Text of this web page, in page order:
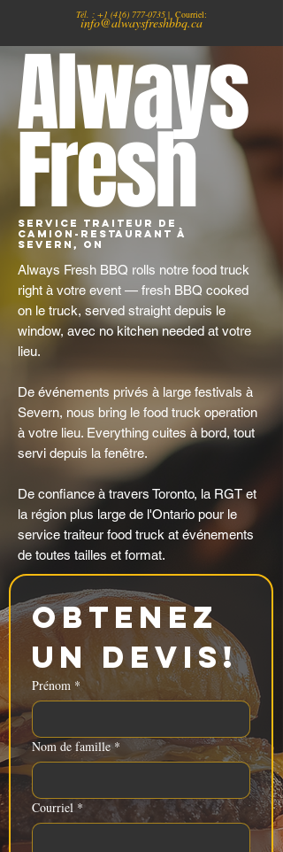
Tél. : +1 (416) 777-0735 | Courriel:
info@alwaysfreshbbq.ca
Always
Fresh
Service traiteur de
camion-restaurant à
Severn, ON
Always Fresh BBQ rolls notre food truck
right à votre event — fresh BBQ cooked
on le truck, served straight depuis le
window, avec no kitchen needed at votre
lieu.
De événements privés à large festivals à
Severn, nous bring le food truck operation
à votre lieu. Everything cuites à bord, tout
servi depuis la fenêtre.
De confiance à travers Toronto, la RGT et
la région plus large de l'Ontario pour le
service traiteur food truck at événements
de toutes tailles et format.
Obtenez
un devis!
Prénom *
Nom de famille *
Courriel *